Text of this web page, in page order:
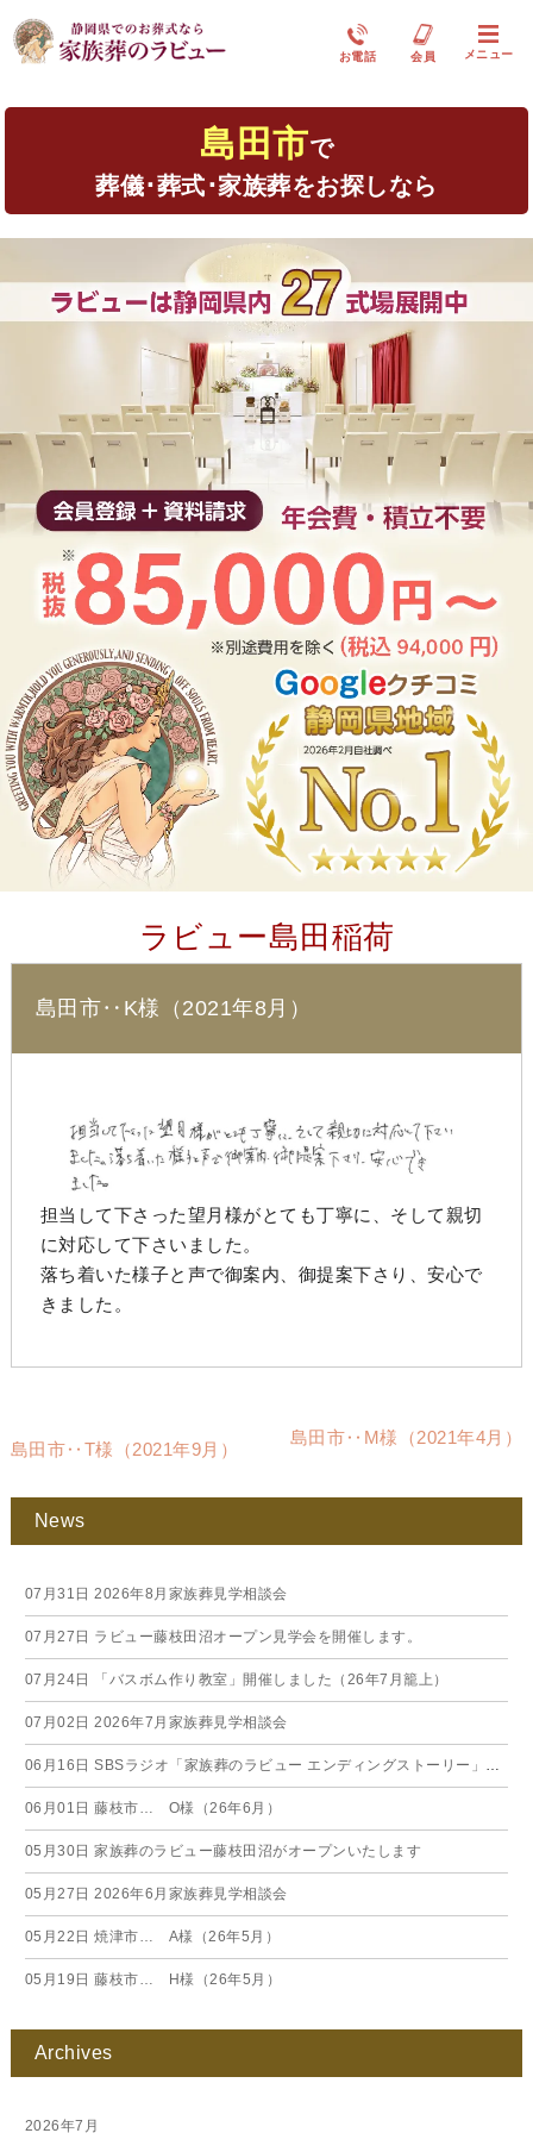
お電話 会員 メニュー
島田市で
葬儀･葬式･家族葬をお探しなら
ラビュー島田稲荷
島田市‥K様（2021年8月）
担当して下さった望月様がとても丁寧に、そして親切
に対応して下さいました。
落ち着いた様子と声で御案内、御提案下さり、安心で
きました。
島田市‥T様（2021年9月）
島田市‥M様（2021年4月）
News
07月31日 2026年8月家族葬見学相談会
07月27日 ラビュー藤枝田沼オープン見学会を開催します。
07月24日 「バスボム作り教室」開催しました（26年7月籠上）
07月02日 2026年7月家族葬見学相談会
06月16日 SBSラジオ「家族葬のラビュー エンディングストーリー」に弊社スタッフが出演いたしました（26年6月）
06月01日 藤枝市… O様（26年6月）
05月30日 家族葬のラビュー藤枝田沼がオープンいたします
05月27日 2026年6月家族葬見学相談会
05月22日 焼津市… A様（26年5月）
05月19日 藤枝市… H様（26年5月）
Archives
2026年7月